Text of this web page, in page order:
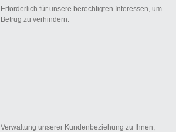
Erforderlich für unsere berechtigten Interessen, um
Betrug zu verhindern.
Verwaltung unserer Kundenbeziehung zu Ihnen,